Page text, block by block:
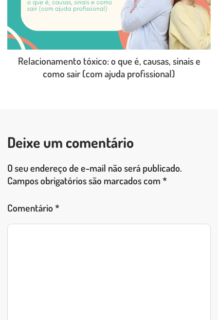
Relacionamento tóxico: o que é, causas, sinais e
como sair (com ajuda profissional)
Deixe um comentário
O seu endereço de e-mail não será publicado.
Campos obrigatórios são marcados com*
Comentário*